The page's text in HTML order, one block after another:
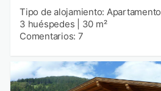
Tipo de alojamiento: Apartamento
3 huéspedes
30 m²
Comentarios: 7